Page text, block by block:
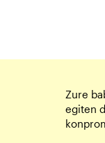
Zure
egiten